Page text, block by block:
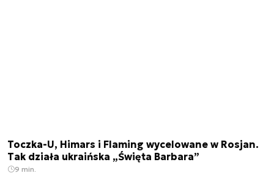
Toczka-U, Himars i Flaming wycelowane w Rosjan.
Tak działa ukraińska „Święta Barbara”
9 min.